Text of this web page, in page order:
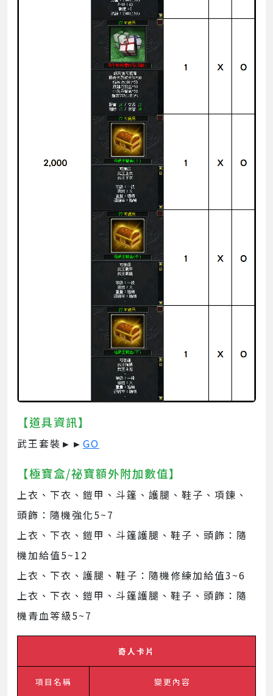
【道具資訊】
武王套裝►► GO
【極寶盒/祕寶額外附加數值】
上衣、下衣、鎧甲、斗篷、護腿、鞋子、項鍊、
頭飾：隨機強化5~7
上衣、下衣、鎧甲、斗篷護腿、鞋子、頭飾：隨
機加給值5~12
上衣、下衣、護腿、鞋子：隨機修練加給值3~6
上衣、下衣、鎧甲、斗篷護腿、鞋子、頭飾：隨
機青血等級5~7
奇人卡片
項目名稱 變更內容